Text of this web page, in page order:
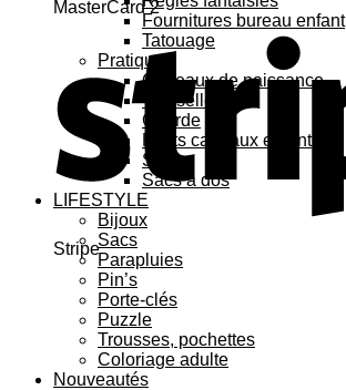
MasterCard 2
Stripe
Fournitures bureau enfant
Tatouage
Pratique
Cadeaux de naissance
Vaisselle
Gourde
Petits cadeaux enfant
Sacs
Sacs à dos
LIFESTYLE
Bijoux
Sacs
Parapluies
Pin’s
Porte-clés
Puzzle
Trousses, pochettes
Coloriage adulte
Nouveautés